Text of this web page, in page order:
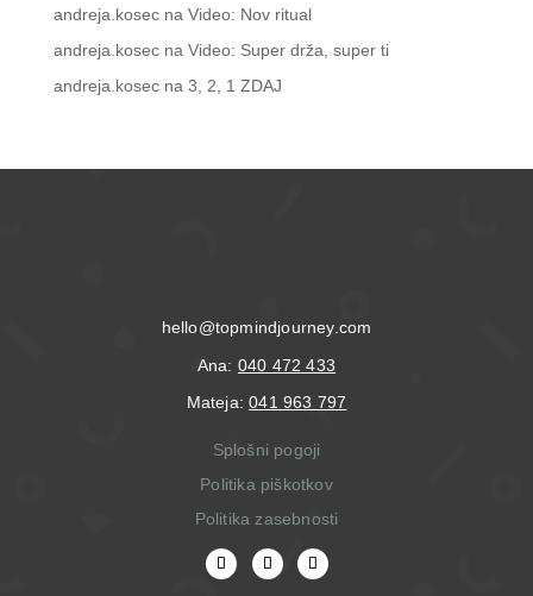
andreja.kosecna Video: Nov ritual
andreja.kosecna Video: Super drža, super ti
andreja.kosecna 3, 2, 1 ZDAJ
hello@topmindjourney.com
Ana: 040 472 433
Mateja:041 963 797
Splošni pogoji
Politika piškotkov
Politika zasebnosti